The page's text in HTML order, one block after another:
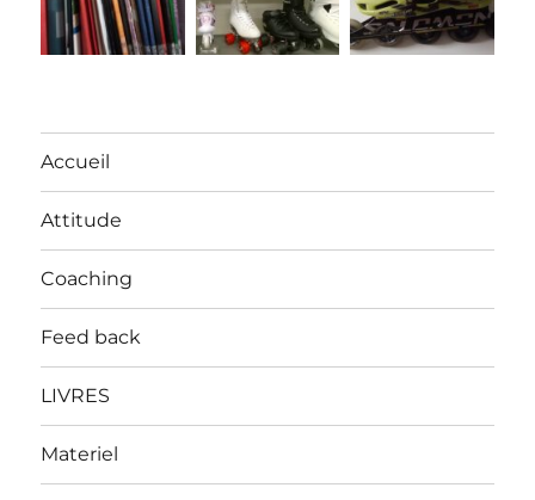
Accueil
Attitude
Coaching
Feed back
LIVRES
Materiel